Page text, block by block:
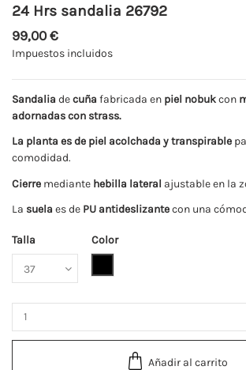
24 Hrs sandalia 26792
99,00 €
Impuestos incluidos
Sandalia decuña fabricada en piel nobukcon
adornadas con strass.
La planta es de piel acolchada y transpirable
comodidad.
Cierre mediante hebilla lateral ajustable en la
La suela es de PU antideslizantecon una
Talla
Color
Añadir al carrito